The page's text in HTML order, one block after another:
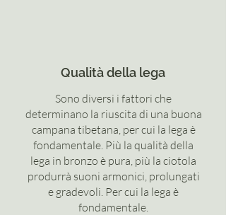
Qualità della lega
Sono diversi i fattori che
determinano la riuscita di una buona
campana tibetana, per cui la lega è
fondamentale. Più la qualità della
lega in bronzo è pura, più la ciotola
produrrà suoni armonici, prolungati
e gradevoli. Per cui la lega è
fondamentale.